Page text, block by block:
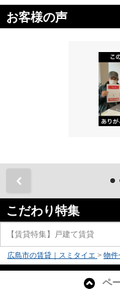
お客様の声
こだわり特集
【賃貸特集】戸建て賃貸
広島市の賃貸｜スミタイエ > 物件
ペ